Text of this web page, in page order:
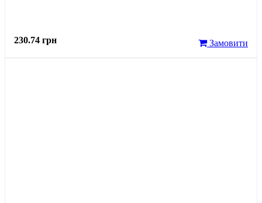
230.74 грн Замовити